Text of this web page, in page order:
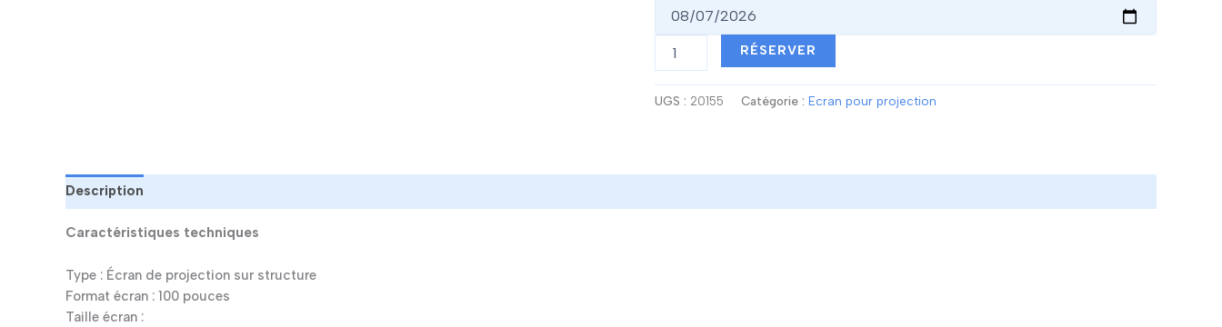
100
RÉSERVER
UGS : 20155 Catégorie : Ecran pour projection
Description
Caractéristiques techniques
Type : Écran de projection sur structure
Format écran : 100 pouces
Taille écran :